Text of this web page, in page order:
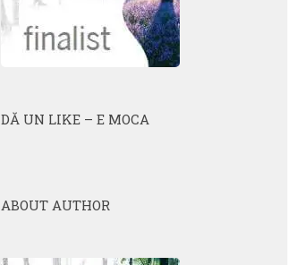
DĂ UN LIKE – E MOCA
ABOUT AUTHOR